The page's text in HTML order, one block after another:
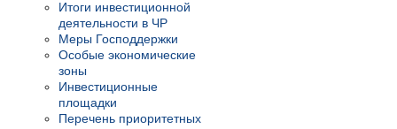
Итоги инвестиционной
деятельности в ЧР
Меры Господдержки
Особые экономические
зоны
Инвестиционные
площадки
Перечень приоритетных